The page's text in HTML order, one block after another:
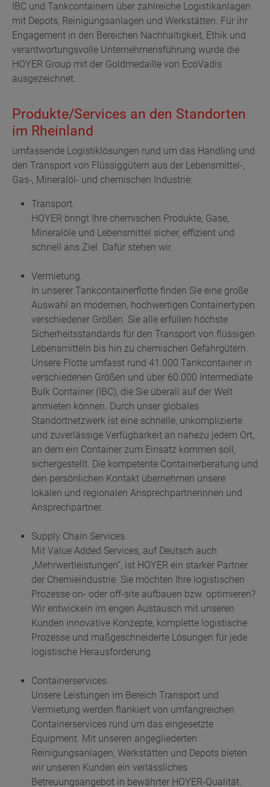
IBC und Tankcontainern über zahlreiche Logistikanlagen
mit Depots, Reinigungsanlagen und Werkstätten. Für ihr
Engagement in den Bereichen Nachhaltigkeit, Ethik und
verantwortungsvolle Unternehmensführung wurde die
HOYER Group mit der Goldmedaille von EcoVadis
ausgezeichnet.
Produkte/Services an den Standorten
im Rheinland
umfassende Logistiklösungen rund um das Handling und
den Transport von Flüssiggütern aus der Lebensmittel-,
Gas-, Mineralöl- und chemischen Industrie:
Transport.
HOYER bringt Ihre chemischen Produkte, Gase,
Mineralöle und Lebensmittel sicher, effizient und
schnell ans Ziel. Dafür stehen wir.
Vermietung.
In unserer Tankcontainerflotte finden Sie eine große
Auswahl an modernen, hochwertigen Containertypen
verschiedener Größen. Sie alle erfüllen höchste
Sicherheitsstandards für den Transport von flüssigen
Lebensmitteln bis hin zu chemischen Gefahrgütern.
Unsere Flotte umfasst rund 41.000 Tankcontainer in
verschiedenen Größen und über 60.000 Intermediate
Bulk Container (IBC), die Sie überall auf der Welt
anmieten können. Durch unser globales
Standortnetzwerk ist eine schnelle, unkomplizierte
und zuverlässige Verfügbarkeit an nahezu jedem Ort,
an dem ein Container zum Einsatz kommen soll,
sichergestellt. Die kompetente Containerberatung und
den persönlichen Kontakt übernehmen unsere
lokalen und regionalen Ansprechpartnerinnen und
Ansprechpartner.
Supply Chain Services.
Mit Value Added Services, auf Deutsch auch
„Mehrwertleistungen“, ist HOYER ein starker Partner
der Chemieindustrie. Sie möchten Ihre logistischen
Prozesse on- oder off-site aufbauen bzw. optimieren?
Wir entwickeln im engen Austausch mit unseren
Kunden innovative Konzepte, komplette logistische
Prozesse und maßgeschneiderte Lösungen für jede
logistische Herausforderung.
Containerservices.
Unsere Leistungen im Bereich Transport und
Vermietung werden flankiert von umfangreichen
Containerservices rund um das eingesetzte
Equipment. Mit unseren angegliederten
Reinigungsanlagen, Werkstätten und Depots bieten
wir unseren Kunden ein verlässliches
Betreuungsangebot in bewährter HOYER-Qualität.